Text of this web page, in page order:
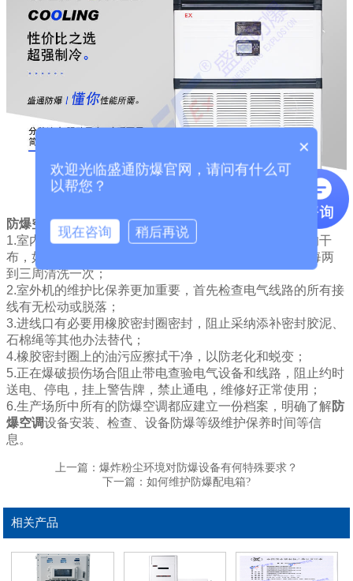
防爆空调的维护与保养主要有以下内容：
1.室内机的维护相对简单，室内机前盖和壳可以用柔软的干
布，如果脏了就用湿布蘸温水擦拭，脱离氛围过滤器，每两
到三周清洗一次；
2.室外机的维护比保养更加重要，首先检查电气线路的所有接
线有无松动或脱落；
3.进线口有必要用橡胶密封圈密封，阻止采纳添补密封胶泥、
石棉绳等其他办法替代；
4.橡胶密封圈上的油污应擦拭干净，以防老化和蜕变；
5.正在爆破损伤场合阻止带电查验电气设备和线路，阻止约时
送电、停电，挂上警告牌，禁止通电，维修好正常使用；
6.生产场所中所有的防爆空调都应建立一份档案，明确了解防
爆空调设备安装、检查、设备防爆等级维护保养时间等信
息。
上一篇： 爆炸粉尘环境对防爆设备有何特殊要求？
下一篇： 如何维护防爆配电箱?
相关产品
×
欢迎光临盛通防爆官网，请问有什么可
以帮您？
现在咨询 稍后再说